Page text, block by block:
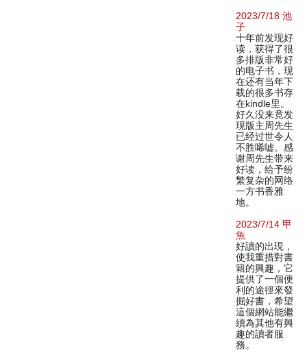
2023/7/18 池
子
十年前发现好
读，获得了很
多排版非常好
的电子书，现
在还有当年下
载的很多书存
在kindle里。
好久没来竟发
现版主周先生
已经过世令人
不胜唏嘘。感
谢周先生带来
好读，给予纷
繁复杂的网络
一方书香雅
地。
2023/7/14 甲
魚
好讀的出現，
使我重措對書
籍的興趣，它
提供了一個便
利的途徑來發
掘好書，希望
這個網站能繼
續為其他有興
趣的讀者服
務。